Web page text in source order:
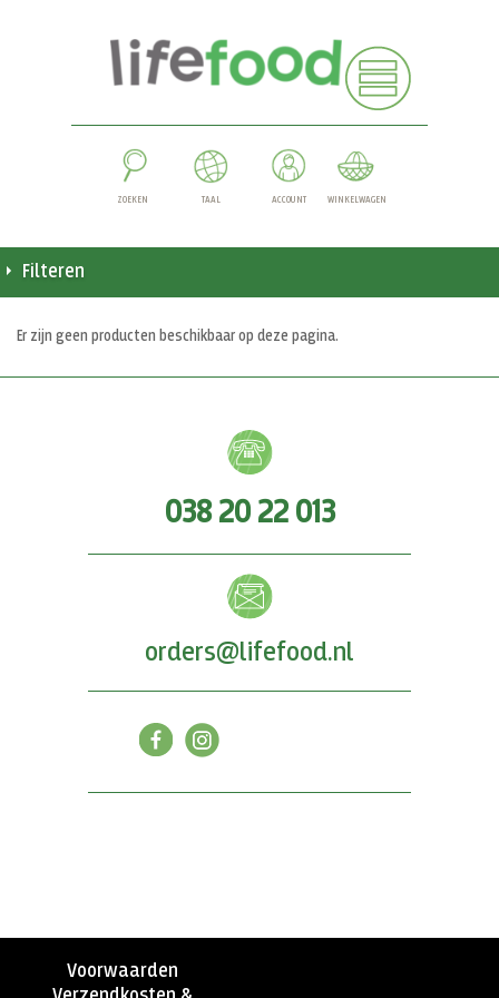
ZOEKEN TAAL ACCOUNT WINKELWAGEN
Filteren
Er zijn geen producten beschikbaar op deze pagina.
038 20 22 013
orders@lifefood.nl
Voorwaarden